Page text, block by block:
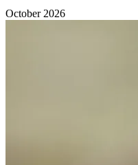
October 2026